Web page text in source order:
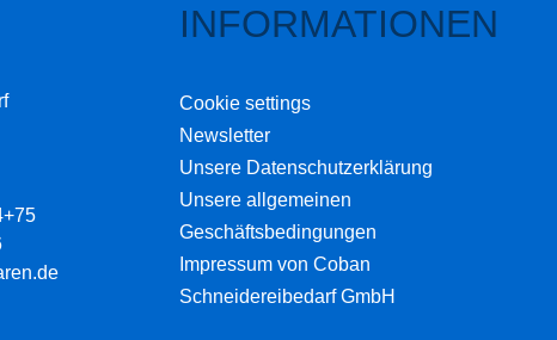
INFORMATIONEN
Cookie settings
Newsletter
Unsere Datenschutzerklärung
Unsere allgemeinen
Geschäftsbedingungen
Impressum von Coban
Schneidereibedarf GmbH